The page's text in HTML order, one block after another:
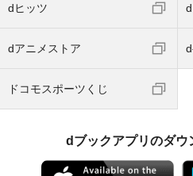
dヒッツ
dアニメストア
ドコモスポーツくじ
dブックアプリのダウ